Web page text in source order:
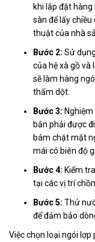
khi lắp đặt
sàn để lấy
thuật của nhà
Bước 2: Sử
của hệ xà gồ và
sẽ làm hàng
thấm dột.
Bước 3:
bắn phải được
bám chặt mặt
mái có biên độ
Bước 4: Kiểm
tại các vị trí
Bước 5: Thử
để đảm bảo
Việc chọn loại ngói